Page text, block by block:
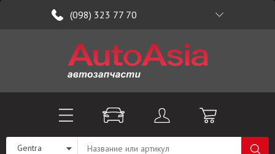
(098) 323 77 70
Gentra